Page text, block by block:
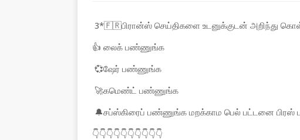
3*🇫🇷பிரான்ஸ் செய்திகளை உடனுக்குடன் அறிந்து
👍 லைக் பண்ணுங்க
💞ஷேர் பண்ணுங்க
🚀கமெண்ட் பண்ணுங்க
🔔சப்ஸ்கிரைப் பண்ணுங்க மறக்காம பெல் பட்டனை
👇👇👇👇👇👇👇👇👇👇